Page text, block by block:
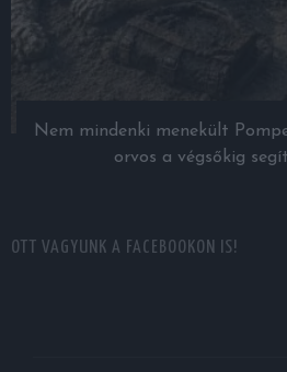
Nem mindenki menekült
orvos a végsőkig
OTT VAGYUNK A FACEBOOKON IS!